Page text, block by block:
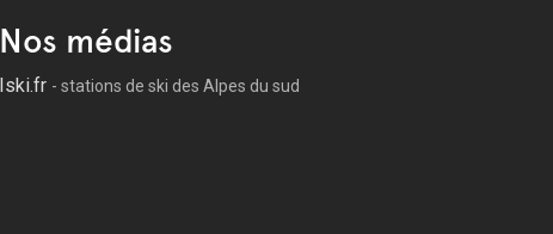
Nos médias
Iski.fr - stations de ski des Alpes du sud